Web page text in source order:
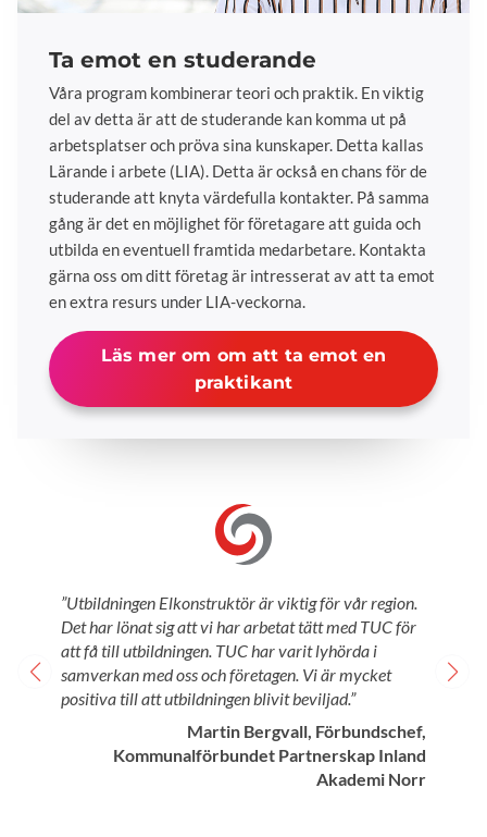
Ta emot en studerande
Våra program kombinerar teori och praktik. En viktig
del av detta är att de studerande kan komma ut på
arbetsplatser och pröva sina kunskaper. Detta kallas
Lärande i arbete (LIA). Detta är också en chans för de
studerande att knyta värdefulla kontakter. På samma
gång är det en möjlighet för företagare att guida och
utbilda en eventuell framtida medarbetare. Kontakta
gärna oss om ditt företag är intresserat av att ta emot
en extra resurs under LIA-veckorna.
Läs mer om om att ta emot en
praktikant
”Utbildningen Elkonstruktör är viktig för vår region.
Det har lönat sig att vi har arbetat tätt med TUC för
att få till utbildningen. TUC har varit lyhörda i
samverkan med oss och företagen. Vi är mycket
positiva till att utbildningen blivit beviljad.”
Martin Bergvall, Förbundschef,
Kommunalförbundet Partnerskap Inland
Akademi Norr